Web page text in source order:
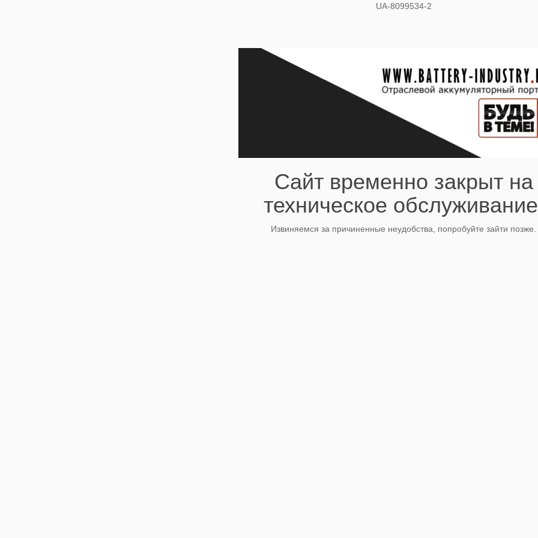
UA-8099534-2
Сайт временно закрыт на
техническое
Извиняемся за причиненные неудобства, попробуйте зайти позже.